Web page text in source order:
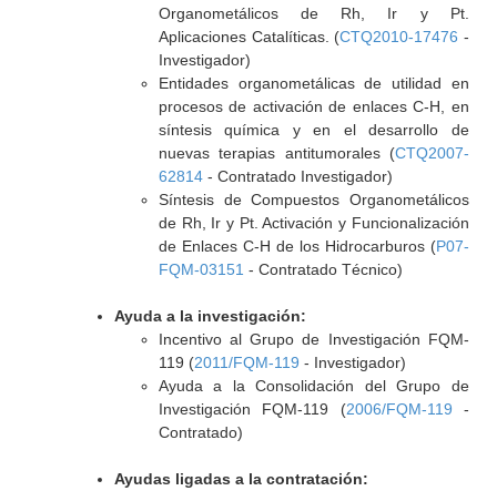
Organometálicos de Rh, Ir y Pt.
Aplicaciones Catalíticas. (CTQ2010-17476 -
Investigador)
Entidades organometálicas de utilidad en
procesos de activación de enlaces C-H, en
síntesis química y en el desarrollo de
nuevas terapias antitumorales (CTQ2007-
62814- Contratado Investigador)
Síntesis de Compuestos Organometálicos
de Rh, Ir y Pt. Activación y Funcionalización
de Enlaces C-H de los Hidrocarburos (P07-
FQM-03151 - Contratado Técnico)
Ayuda a la investigación:
Incentivo al Grupo de Investigación FQM-
119 (2011/FQM-119 - Investigador)
Ayuda a la Consolidación del Grupo de
Investigación FQM-119 (2006/FQM-119 -
Contratado)
Ayudas ligadas a la contratación: